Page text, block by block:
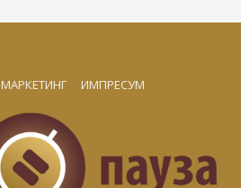
МАРКЕТИНГ ИМПРЕСУМ